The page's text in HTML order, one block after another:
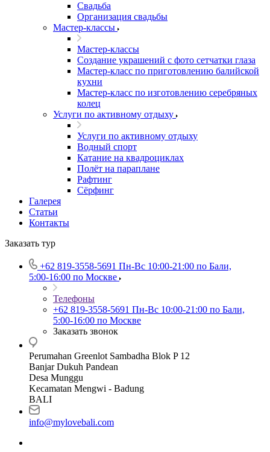
Свадьба
Организация свадьбы
Мастер-классы
Мастер-классы
Создание украшений с фото сетчатки глаза
Мастер-класс по приготовлению балийской
кухни
Мастер-класс по изготовлению серебряных
колец
Услуги по активному отдыху
Услуги по активному отдыху
Водный спорт
Катание на квадроциклах
Полёт на параплане
Рафтинг
Сёрфинг
Галерея
Статьи
Контакты
Заказать тур
+62 819‑3558‑5691‬ Пн-Вс 10:00-21:00 по Бали,
5:00-16:00 по Москве
Телефоны
+62 819‑3558‑5691‬ Пн-Вс 10:00-21:00 по Бали,
5:00-16:00 по Москве
Заказать звонок
Perumahan Greenlot Sambadha Blok P 12
Banjar Dukuh Pandean
Desa Munggu
Kecamatan Mengwi - Badung
BALI
info@mylovebali.com